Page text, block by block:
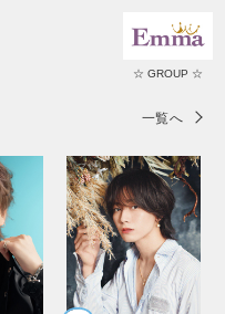
☆ GROUP ☆
一覧へ